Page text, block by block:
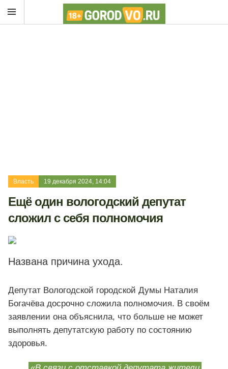
Власть 19 декабря 2024, 14:04
Ещё один вологодский депутат
сложил с себя полномочия
Названа причина ухода.
Депутат Вологодской городской Думы Наталия
Богачёва досрочно сложила полномочия. В своём
заявлении она объяснила, что больше не может
выполнять депутатскую работу по состоянию
здоровья.